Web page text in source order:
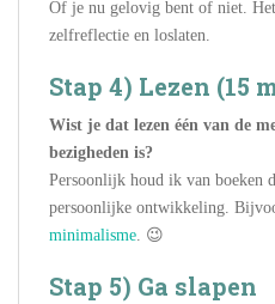
Of je nu gelovig bent of niet.
zelfreflectie en loslaten.
Stap 4) Lezen (15
Wist je dat lezen één van de
bezigheden is?
Persoonlijk houd ik van boeken
persoonlijke ontwikkeling.
minimalisme . 😉
Stap 5) Ga slapen